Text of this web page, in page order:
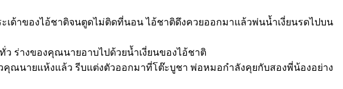
ด้าของไอ้ชาติจนตูดไม่ติดที่นอน ไอ้ชาติดึงควยออกมาแล้วพ่นน้ำเงี่ยนรดไปบน
ว ร่างของคุณนายอาบไปด้วยน้ำเงี่ยนของไอ้ชาติ
คุณนายแห้งแล้ว รีบแต่งตัวออกมาที่โต๊ะบูชา พ่อหมอกำลังคุยกับสองพี่น้องอย่าง